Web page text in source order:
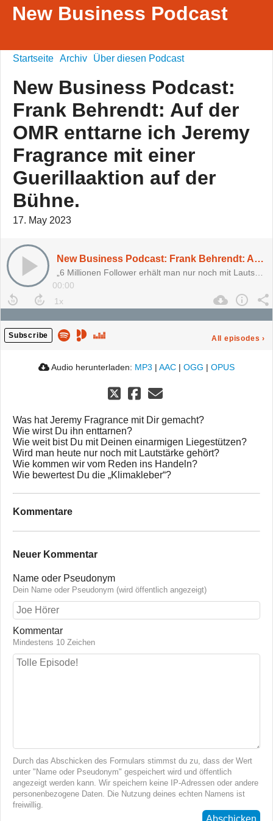
New Business Podcast
Startseite Archiv Über diesen Podcast
New Business Podcast:
Frank Behrendt: Auf der
OMR enttarne ich Jeremy
Fragrance mit einer
Guerillaaktion auf der
Bühne.
17. May 2023
New Business Podcast: Frank Behrendt: Auf der OMR enttarne ich Jeremy Fragrance mit einer Guerillaaktion auf der Bühne.
00:00
Subscribe All episodes ›
Audio herunterladen: MP3 | AAC | OGG | OPUS
Was hat Jeremy Fragrance mit Dir gemacht?
Wie wirst Du ihn enttarnen?
Wie weit bist Du mit Deinen einarmigen Liegestützen?
Wird man heute nur noch mit Lautstärke gehört?
Wie kommen wir vom Reden ins Handeln?
Wie bewertest Du die „Klimakleber“?
Kommentare
Neuer Kommentar
Name oder Pseudonym
Dein Name oder Pseudonym (wird öffentlich angezeigt)
Kommentar
Mindestens 10 Zeichen
Durch das Abschicken des Formulars stimmst du zu, dass der Wert
unter "Name oder Pseudonym" gespeichert wird und öffentlich
angezeigt werden kann. Wir speichern keine IP-Adressen oder andere
personenbezogene Daten. Die Nutzung deines echten Namens ist
freiwillig.